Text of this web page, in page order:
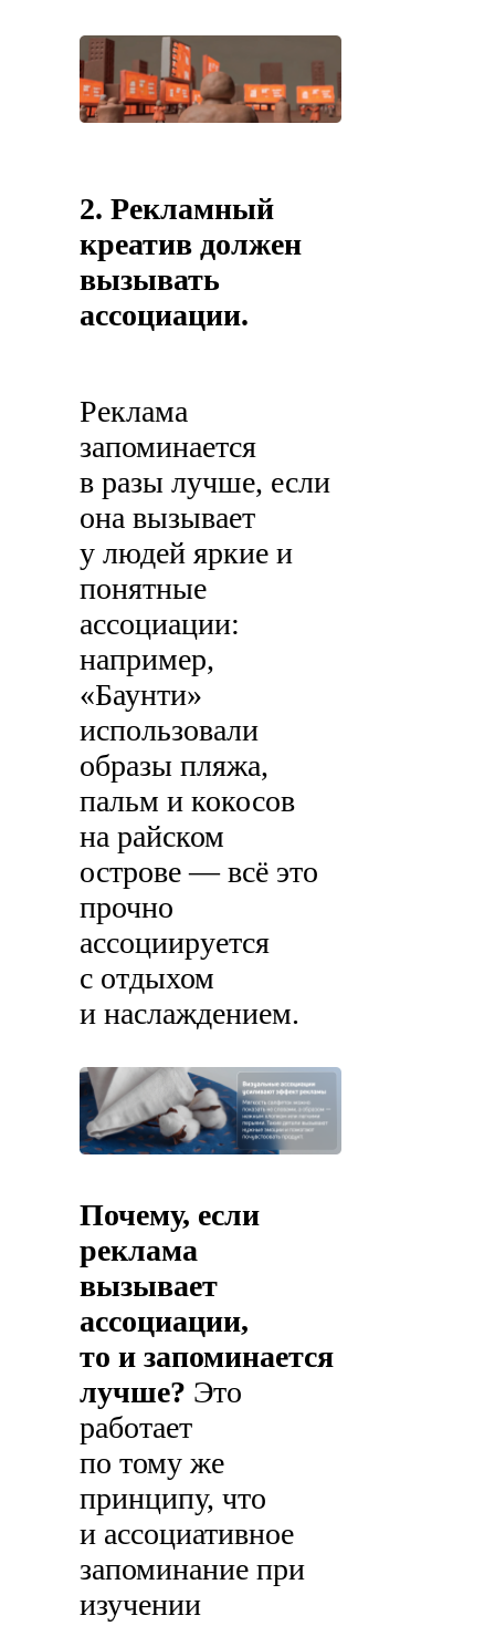
2. Рекламный
креатив должен
вызывать
ассоциации.
Реклама
запоминается
в разы лучше, если
она вызывает
у людей яркие и
понятные
ассоциации:
например,
«Баунти»
использовали
образы пляжа,
пальм и кокосов
на райском
острове — всё это
прочно
ассоциируется
с отдыхом
и наслаждением.
Почему, если
реклама
вызывает
ассоциации,
то и запоминается
лучше? Это
работает
по тому же
принципу, что
и ассоциативное
запоминание при
изучении